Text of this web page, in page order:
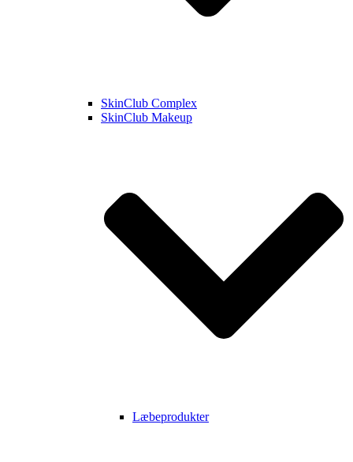
SkinClub Complex
SkinClub Makeup
Læbeprodukter